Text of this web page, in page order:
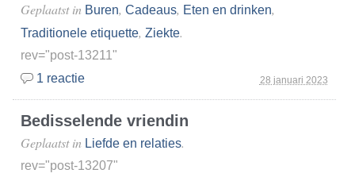
28 januari 2023
Geplaatst in Buren, Cadeaus, Eten en drinken,
Traditionele etiquette, Ziekte.
rev="post-13211"
1 reactie
Bedisselende vriendin
Geplaatst in Liefde en relaties.
rev="post-13207"